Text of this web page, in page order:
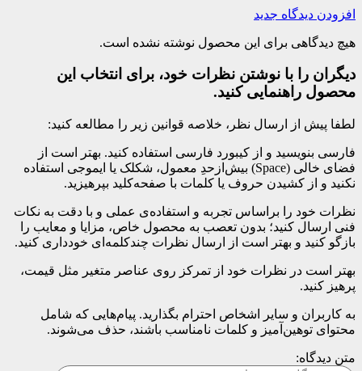
افزودن دیدگاه جدید
هیچ دیدگاهی برای این محصول نوشته نشده است.
دیگران را با نوشتن نظرات خود، برای انتخاب این
محصول راهنمایی کنید.
لطفا پیش از ارسال نظر، خلاصه قوانین زیر را مطالعه کنید:
فارسی بنویسید و از کیبورد فارسی استفاده کنید. بهتر است از
فضای خالی (Space) بیش‌از‌حدِ معمول، شکلک یا ایموجی استفاده
نکنید و از کشیدن حروف یا کلمات با صفحه‌کلید بپرهیزید.
نظرات خود را براساس تجربه و استفاده‌ی عملی و با دقت به نکات
فنی ارسال کنید؛ بدون تعصب به محصول خاص، مزایا و معایب را
بازگو کنید و بهتر است از ارسال نظرات چندکلمه‌‌ای خودداری کنید.
بهتر است در نظرات خود از تمرکز روی عناصر متغیر مثل قیمت،
پرهیز کنید.
به کاربران و سایر اشخاص احترام بگذارید. پیام‌هایی که شامل
محتوای توهین‌آمیز و کلمات نامناسب باشند، حذف می‌شوند.
متن دیدگاه: